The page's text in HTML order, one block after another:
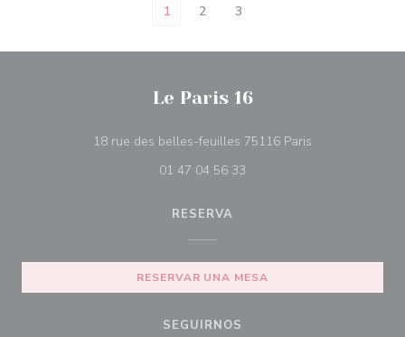
1 2 3
Le Paris 16
18 rue des belles-feuilles 75116 Paris
01 47 04 56 33
RESERVA
RESERVAR UNA MESA
SEGUIRNOS